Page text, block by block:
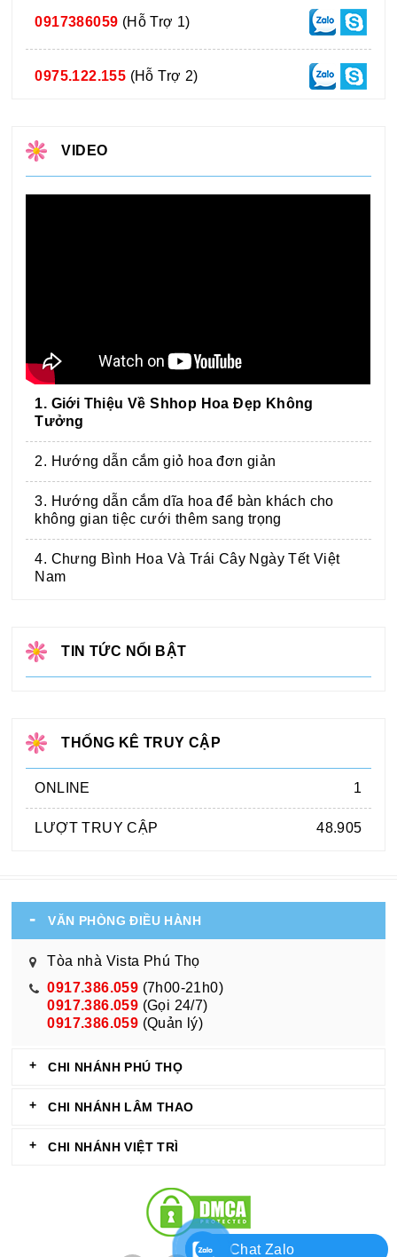
0917386059 (Hỗ Trợ 1)
0975.122.155 (Hỗ Trợ 2)
VIDEO
1. Giới Thiệu Về Shhop Hoa Đẹp Không
Tưởng
2. Hướng dẫn cắm giỏ hoa đơn giản
3. Hướng dẫn cắm dĩa hoa để bàn khách cho
không gian tiệc cưới thêm sang trọng
4. Chưng Bình Hoa Và Trái Cây Ngày Tết Việt
Nam
TIN TỨC NỔI BẬT
THỐNG KÊ TRUY CẬP
ONLINE 1
LƯỢT TRUY CẬP 48.905
VĂN PHÒNG ĐIỀU HÀNH
Tòa nhà Vista Phú Thọ
0917.386.059 (7h00-21h0)
0917.386.059 (Gọi 24/7)
0917.386.059 (Quản lý)
CHI NHÁNH PHÚ THỌ
CHI NHÁNH LÂM THAO
CHI NHÁNH VIỆT TRÌ
Chat Zalo